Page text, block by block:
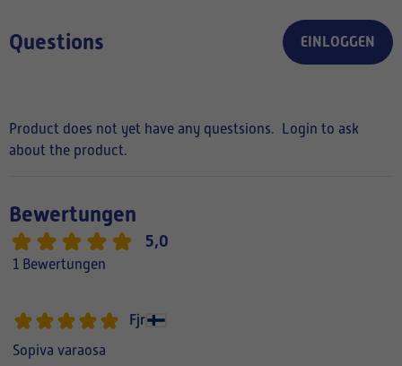
Questions EINLOGGEN
Product does not yet have any questsions.
Login to ask
about the product.
Bewertungen
5,0
1 Bewertungen
Fjr
Sopiva varaosa